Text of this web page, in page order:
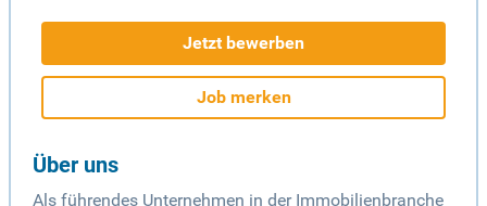
Jetzt bewerben
Job merken
Über uns
Als führendes Unternehmen in der Immobilienbranche